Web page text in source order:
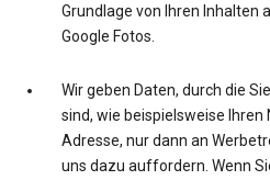
Grundlage von Ihren Inhalten
Google Fotos.
Wir geben Daten, durch die
sind, wie beispielsweise Ihren
Adresse, nur dann an
uns dazu auffordern. Wenn